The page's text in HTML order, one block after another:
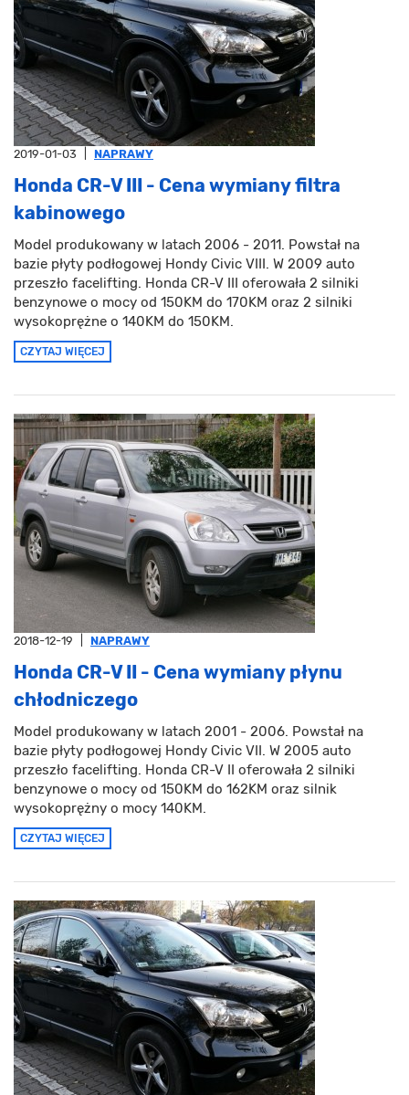
2019-01-03 NAPRAWY
Honda CR-V III - Cena wymiany filtra
kabinowego
Model produkowany w latach 2006 - 2011. Powstał na
bazie płyty podłogowej Hondy Civic VIII. W 2009 auto
przeszło facelifting. Honda CR-V III oferowała 2 silniki
benzynowe o mocy od 150KM do 170KM oraz 2 silniki
wysokoprężne o 140KM do 150KM.
CZYTAJ WIĘCEJ
2018-12-19 NAPRAWY
Honda CR-V II - Cena wymiany płynu
chłodniczego
Model produkowany w latach 2001 - 2006. Powstał na
bazie płyty podłogowej Hondy Civic VII. W 2005 auto
przeszło facelifting. Honda CR-V II oferowała 2 silniki
benzynowe o mocy od 150KM do 162KM oraz silnik
wysokoprężny o mocy 140KM.
CZYTAJ WIĘCEJ